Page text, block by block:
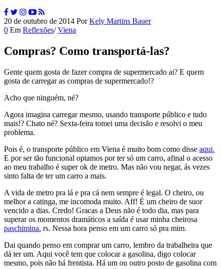
20 de outubro de 2014 Por Kely Martins Bauer
0 Em Reflexões/ Viena
Compras? Como transportá-las?
Gente quem gosta de fazer compra de supermercado ai? E quem
gosta de carregar as compras de supermercado!?
Acho que ninguém, né?
Agora imagina carregar mesmo, usando transporte público e tudo
mais!? Chato né? Sexta-feira tomei uma decisão e resolvi o meu
problema.
Pois é, o transporte público em Viena é muito bom como disse aqui.
E por ser tão funcional optamos por ter só um carro, afinal o acesso
ao meu trabalho é super ok de metro. Mas não vou negar, ás vezes
sinto falta de ter um carro a mais.
A vida de metro pra lá e pra cá nem sempre é legal. O cheiro, ou
melhor a catinga, me incomoda muito. Aff! É um cheiro de suor
vencido a dias. Credo! Gracas a Deus não é todo dia, mas para
superar os momentos dramáticos a saída é usar minha cheirosa
paschimina. rs. Nessa hora penso em um carro só pra mim.
Dai quando penso em comprar um carro, lembro da trabalheira que
dá ter um. Aqui você tem que colocar a gasolina, digo colocar
mesmo, pois não há frentista. Há um ou outro posto de gasolina com